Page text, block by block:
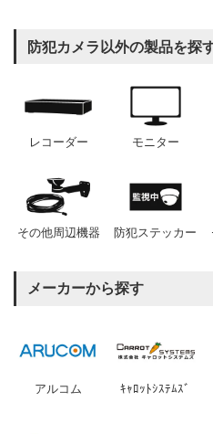
防犯カメラ以外の製品を探
レコーダー モニター
その他周辺機器 防犯ステッカー
メーカーから探す
アルコム ｷｬﾛｯﾄｼｽﾃﾑｽﾞ